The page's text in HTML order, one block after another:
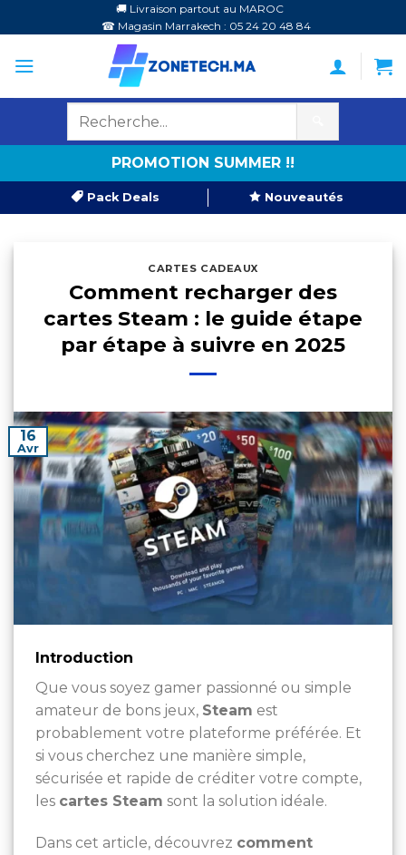
au
contenu
🚚 Livraison partout au MAROC
☎ Magasin Marrakech : 05 24 20 48 84
PROMOTION SUMMER !!
Pack Deals Nouveautés
CARTES CADEAUX
Comment recharger des
cartes Steam : le guide étape
par étape à suivre en 2025
16
Avr
Introduction
Que vous soyez gamer passionné ou simple
amateur de bons jeux, Steam est
probablement votre plateforme préférée. Et
si vous cherchez une manière simple,
sécurisée et rapide de créditer votre compte,
les cartes Steam sont la solution idéale.
Dans cet article, découvrez comment